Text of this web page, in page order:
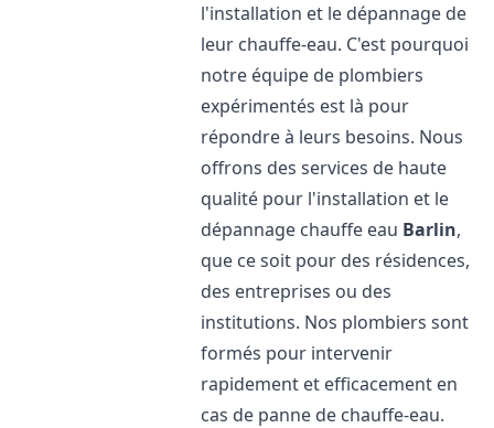
l'installation et le dépannage de
leur chauffe-eau. C'est pourquoi
notre équipe de plombiers
expérimentés est là pour
répondre à leurs besoins. Nous
offrons des services de haute
qualité pour l'installation et le
dépannage chauffe eau Barlin,
que ce soit pour des résidences,
des entreprises ou des
institutions. Nos plombiers sont
formés pour intervenir
rapidement et efficacement en
cas de panne de chauffe-eau.